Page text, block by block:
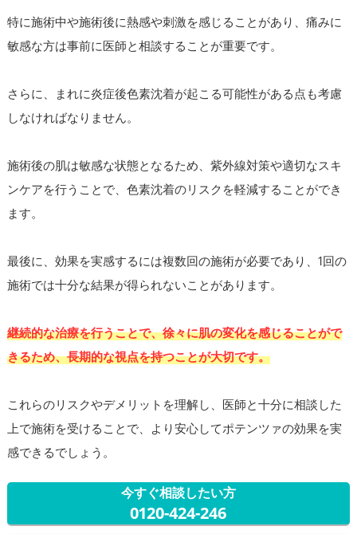
特に施術中や施術後に熱感や刺激を感じることがあり、痛みに
敏感な方は事前に医師と相談することが重要です。
さらに、まれに炎症後色素沈着が起こる可能性がある点も考慮
しなければなりません。
施術後の肌は敏感な状態となるため、紫外線対策や適切なスキ
ンケアを行うことで、色素沈着のリスクを軽減することができ
ます。
最後に、効果を実感するには複数回の施術が必要であり、1回の
施術では十分な結果が得られないことがあります。
継続的な治療を行うことで、徐々に肌の変化を感じることがで
きるため、長期的な視点を持つことが大切です。
これらのリスクやデメリットを理解し、医師と十分に相談した
上で施術を受けることで、より安心してポテンツァの効果を実
感できるでしょう。
今すぐ相談したい方
0120-424-246